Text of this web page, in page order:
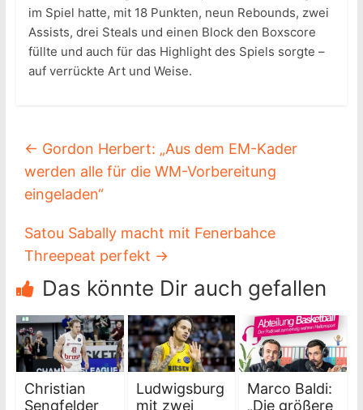
im Spiel hatte, mit 18 Punkten, neun Rebounds, zwei
Assists, drei Steals und einen Block den Boxscore
füllte und auch für das Highlight des Spiels sorgte –
auf verrückte Art und Weise.
← Gordon Herbert: „Aus dem EM-Kader
werden alle für die WM-Vorbereitung
eingeladen“
Satou Sabally macht mit Fenerbahce
Threepeat perfekt →
Das könnte Dir auch gefallen
Christian
Sengfelder
Ludwigsburg
mit zwei
Marco Baldi:
„Die größere